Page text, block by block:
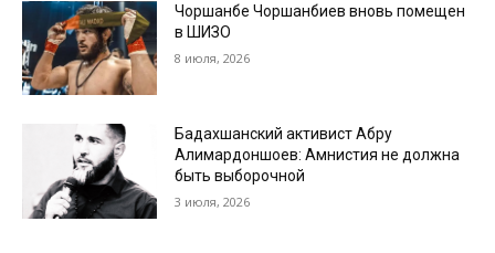
Чоршанбе Чоршанбиев вновь помещен
в ШИЗО
8 июля, 2026
Бадахшанский активист Абру
Алимардоншоев: Амнистия не должна
быть выборочной
3 июля, 2026